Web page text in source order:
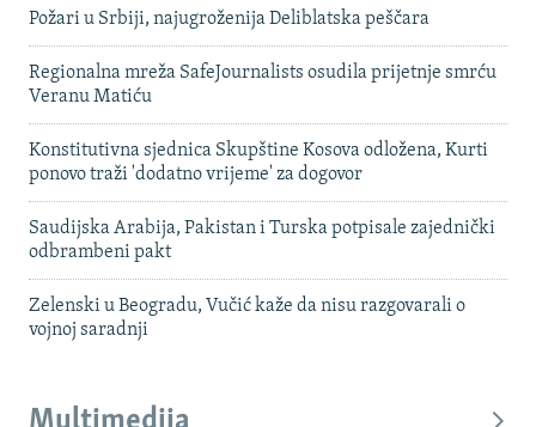
Požari u Srbiji, najugroženija Deliblatska peščara
Regionalna mreža SafeJournalists osudila prijetnje smrću
Veranu Matiću
Konstitutivna sjednica Skupštine Kosova odložena, Kurti
ponovo traži 'dodatno vrijeme' za dogovor
Saudijska Arabija, Pakistan i Turska potpisale zajednički
odbrambeni pakt
Zelenski u Beogradu, Vučić kaže da nisu razgovarali o
vojnoj saradnji